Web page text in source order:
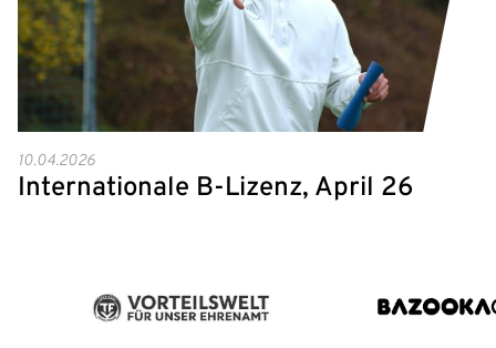
10.04.2026
Internationale B-Lizenz, April 26